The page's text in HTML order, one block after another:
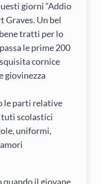
giorni “Addio
Graves. Un bel
tratti per lo
le prime 200
cornice
giovinezza
le parti relative
scolastici
uniformi,
il giovane